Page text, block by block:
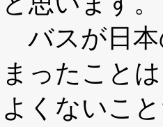
バスが日本
まったこと
よくないこ